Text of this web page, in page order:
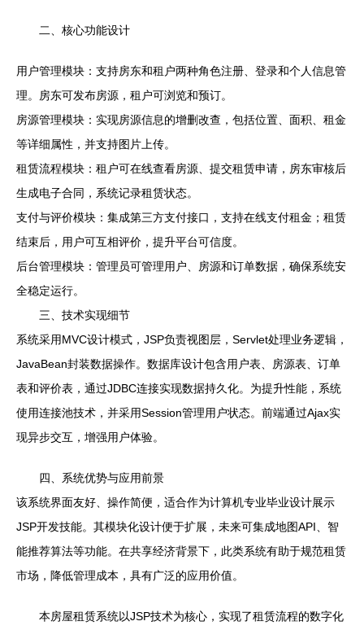
二、核心功能设计
用户管理模块：支持房东和租户两种角色注册、登录和个人信息管
理。房东可发布房源，租户可浏览和预订。
房源管理模块：实现房源信息的增删改查，包括位置、面积、租金
等详细属性，并支持图片上传。
租赁流程模块：租户可在线查看房源、提交租赁申请，房东审核后
生成电子合同，系统记录租赁状态。
支付与评价模块：集成第三方支付接口，支持在线支付租金；租赁
结束后，用户可互相评价，提升平台可信度。
后台管理模块：管理员可管理用户、房源和订单数据，确保系统安
全稳定运行。
三、技术实现细节
系统采用MVC设计模式，JSP负责视图层，Servlet处理业务逻辑，
JavaBean封装数据操作。数据库设计包含用户表、房源表、订单
表和评价表，通过JDBC连接实现数据持久化。为提升性能，系统
使用连接池技术，并采用Session管理用户状态。前端通过Ajax实
现异步交互，增强用户体验。
四、系统优势与应用前景
该系统界面友好、操作简便，适合作为计算机专业毕业设计展示
JSP开发技能。其模块化设计便于扩展，未来可集成地图API、智
能推荐算法等功能。在共享经济背景下，此类系统有助于规范租赁
市场，降低管理成本，具有广泛的应用价值。
本房屋租赁系统以JSP技术为核心，实现了租赁流程的数字化